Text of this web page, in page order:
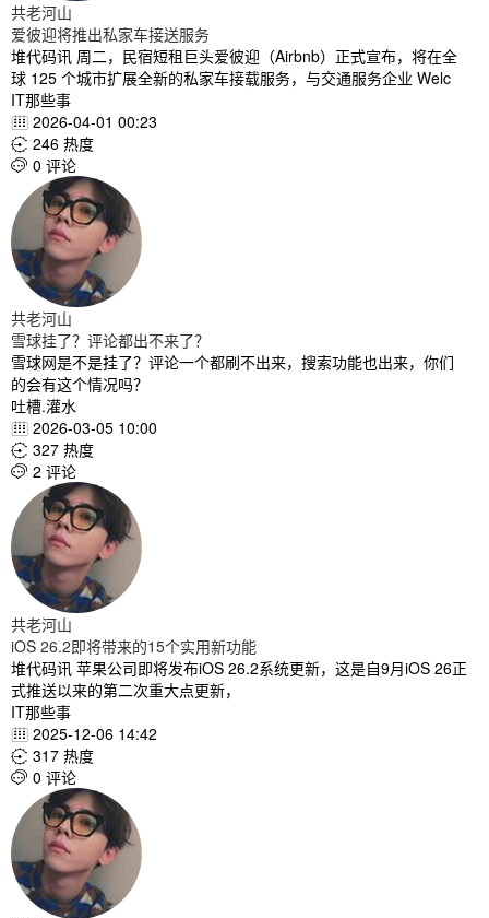
共老河山
爱彼迎将推出私家车接送服务
堆代码讯 周二，民宿短租巨头爱彼迎（Airbnb）正式宣布，将在全
球 125 个城市扩展全新的私家车接载服务，与交通服务企业 Welc
IT那些事
 2026-04-01 00:23
 246 热度
 0 评论
共老河山
雪球挂了？评论都出不来了？
雪球网是不是挂了？评论一个都刷不出来，搜索功能也出来，你们
的会有这个情况吗？
吐槽.灌水
 2026-03-05 10:00
 327 热度
 2 评论
共老河山
iOS 26.2即将带来的15个实用新功能
堆代码讯 苹果公司即将发布iOS 26.2系统更新，这是自9月iOS 26正
式推送以来的第二次重大点更新，
IT那些事
 2025-12-06 14:42
 317 热度
 0 评论